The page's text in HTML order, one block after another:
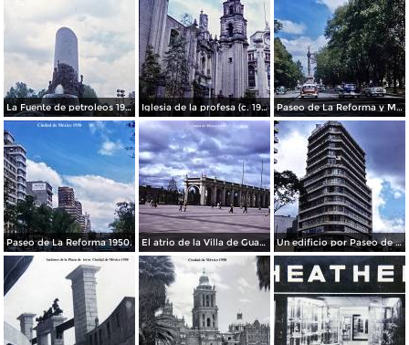
La Fuente de petroleos 1950. Iglesia de la profesa (c. 1950) Paseo de La Reforma y Mto a La Independencia 1950
Paseo de La Reforma 1950. El atrio de la Villa de Guadalupe 1950. Un edificio por Paseo de La Reforma 1950